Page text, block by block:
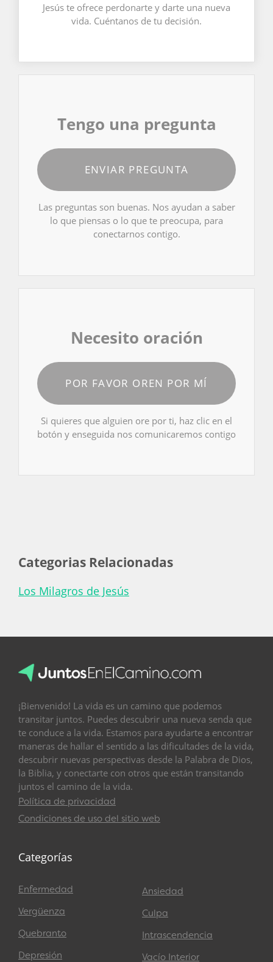
Jesús te ofrece perdonarte y darte una nueva
vida. Cuéntanos de tu decisión.
Tengo una pregunta
ENVIAR PREGUNTA
Las preguntas son buenas. Nos ayudan a saber
lo que piensas o lo que te preocupa, para
conectarnos contigo.
Necesito oración
POR FAVOR OREN POR MÍ
Si quieres que alguien ore por ti, haz clic en el
botón y enseguida nos comunicaremos contigo
Categorias Relacionadas
Los Milagros de Jesús
¡Bienvenido! La vida es un camino que podemos
transitar juntos. Puedes descubrir una nueva senda que
te conduce a la vida. Estamos para ayudarte a encontrar
maneras de hallar el sentido a las dificultades de la vida,
descubrir nuevas perspectivas desde la Palabra de Dios,
la Biblia, y conectarte con otros que están transitando
juntos el camino de la vida.
Política de privacidad
Condiciones de uso del sitio web
Categorías
Enfermedad
Vergüenza
Quebranto
Depresión
Ansiedad
Culpa
Intrascendencia
Vacío Interior